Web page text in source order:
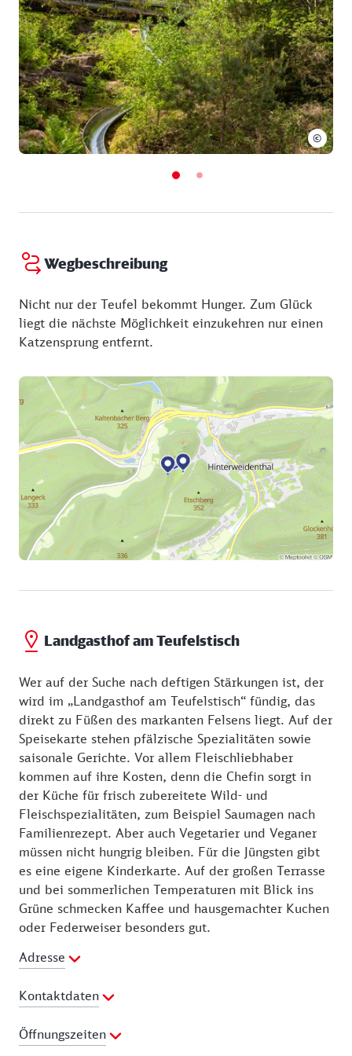
Tonnen geschätzt.
©
Wegbeschreibung
Nicht nur der Teufel bekommt Hunger. Zum Glück
liegt die nächste Möglichkeit einzukehren nur einen
Katzensprung entfernt.
Landgasthof am Teufelstisch
Wer auf der Suche nach deftigen Stärkungen ist, der
wird im „Landgasthof am Teufelstisch“ fündig, das
direkt zu Füßen des markanten Felsens liegt. Auf der
Speisekarte stehen pfälzische Spezialitäten sowie
saisonale Gerichte. Vor allem Fleischliebhaber
kommen auf ihre Kosten, denn die Chefin sorgt in
der Küche für frisch zubereitete Wild- und
Fleischspezialitäten, zum Beispiel Saumagen nach
Familienrezept. Aber auch Vegetarier und Veganer
müssen nicht hungrig bleiben. Für die Jüngsten gibt
es eine eigene Kinderkarte. Auf der großen Terrasse
und bei sommerlichen Temperaturen mit Blick ins
Grüne schmecken Kaffee und hausgemachter Kuchen
oder Federweiser besonders gut.
Adresse
Kontaktdaten
Ansprechpartner:
Teufelstisch
Öffnungszeiten